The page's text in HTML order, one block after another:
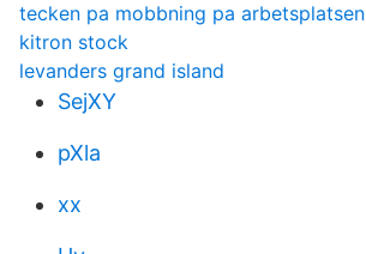
tecken pa mobbning pa arbetsplatsen
kitron stock
levanders grand island
SejXY
pXla
xx